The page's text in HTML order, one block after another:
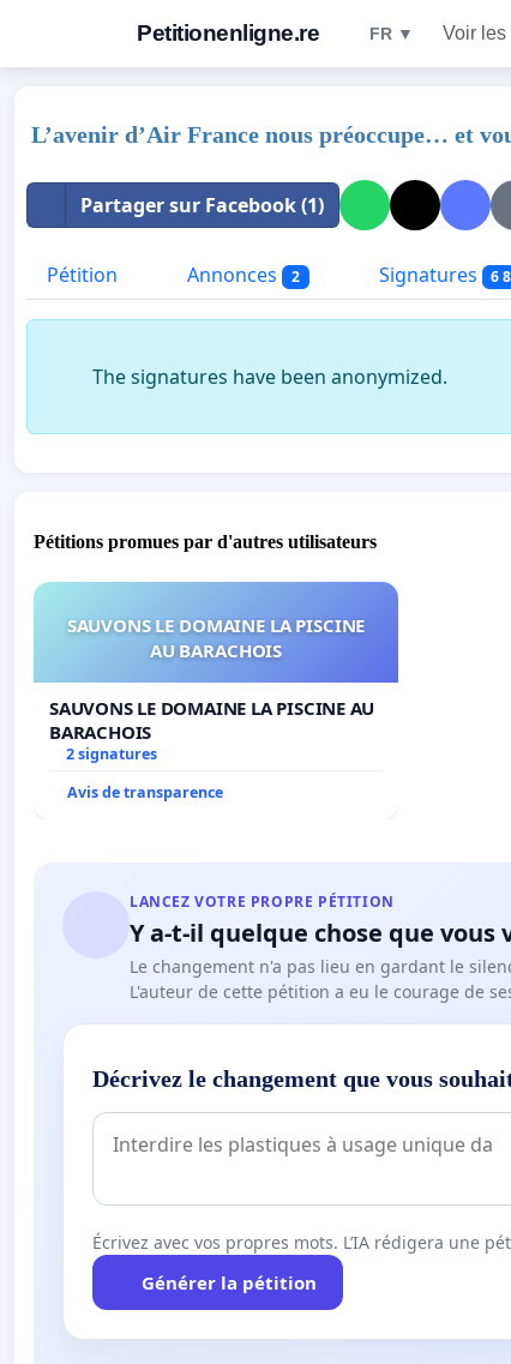
Petitionenligne.re FR ▼ Voir les
L’avenir d’Air France nous préoccupe… et
Partager sur Facebook (1)
Pétition Annonces 2 Signatures 6
The signatures have been anonymized.
Pétitions promues par d'autres utilisateurs
SAUVONS LE DOMAINE LA PISCINE
AU BARACHOIS
SAUVONS LE DOMAINE LA PISCINE AU
BARACHOIS
2 signatures
Avis de transparence
LANCEZ VOTRE PROPRE PÉTITION
Y a-t-il quelque chose que vous
Le changement n'a pas lieu en gardant le
L'auteur de cette pétition a eu le courage de
Décrivez le changement que vous
Écrivez avec vos propres mots. L’IA rédigera une
Générer la pétition